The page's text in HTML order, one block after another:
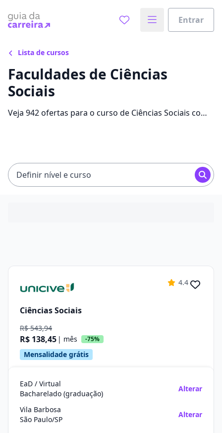
Entrar
Lista de cursos
Faculdades de Ciências
Sociais
Veja 942 ofertas para o curso de Ciências Sociais com
Definir nível e curso
4.4
Ciências Sociais
R$ 543,94
R$ 138,45 | mês -75%
Mensalidade grátis
EaD / Virtual
Bacharelado (graduação)
Alterar
Vila Barbosa
São Paulo/SP
Alterar